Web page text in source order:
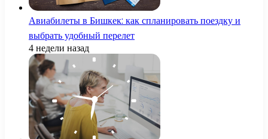
Авиабилеты в Бишкек: как спланировать поездку и
выбрать удобный перелет
4 недели назад